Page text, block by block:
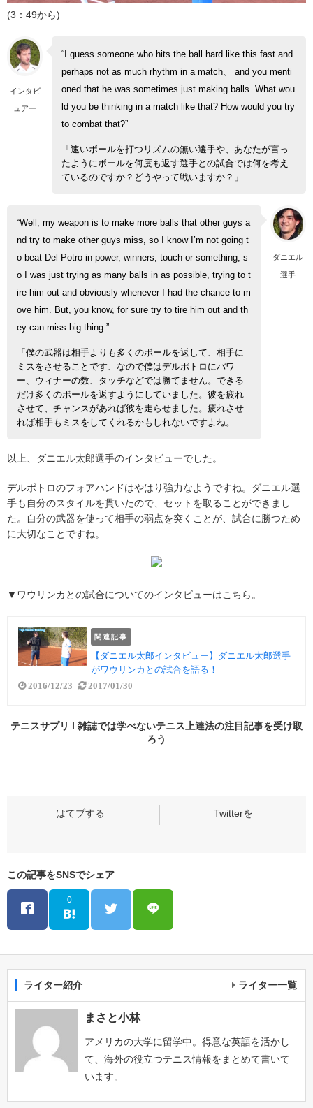
(3：49から)
インタビ
ュアー
“I guess someone who hits the ball hard like this fast and
perhaps not as much rhythm in a match、 and you menti
oned that he was sometimes just making balls. What wou
ld you be thinking in a match like that? How would you try
to combat that?”
「速いボールを打つリズムの無い選手や、あなたが言っ
たようにボールを何度も返す選手との試合では何を考え
ているのですか？どうやって戦いますか？」
ダニエル
選手
“Well, my weapon is to make more balls that other guys a
nd try to make other guys miss, so I know I’m not going t
o beat Del Potro in power, winners, touch or something, s
o I was just trying as many balls in as possible, trying to t
ire him out and obviously whenever I had the chance to m
ove him. But, you know, for sure try to tire him out and th
ey can miss big thing.”
「僕の武器は相手よりも多くのボールを返して、相手に
ミスをさせることです、なので僕はデルポトロにパワ
ー、ウィナーの数、タッチなどでは勝てません。できる
だけ多くのボールを返すようにしていました。彼を疲れ
させて、チャンスがあれば彼を走らせました。疲れさせ
れば相手もミスをしてくれるかもしれないですよね。
以上、ダニエル太郎選手のインタビューでした。
デルポトロのフォアハンドはやはり強力なようですね。ダニエル選
手も自分のスタイルを貫いたので、セットを取ることができまし
た。自分の武器を使って相手の弱点を突くことが、試合に勝つため
に大切なことですね。
▼ワウリンカとの試合についてのインタビューはこちら。
関連記事
【ダニエル太郎インタビュー】ダニエル太郎選手
がワウリンカとの試合を語る！
2016/12/23 2017/01/30
テニスサプリ l 雑誌では学べないテニス上達法の注目記事を受け取
ろう
この記事をSNSでシェア
0
ライター紹介 ライター一覧
まさと小林
アメリカの大学に留学中。得意な英語を活かし
て、海外の役立つテニス情報をまとめて書いて
います。